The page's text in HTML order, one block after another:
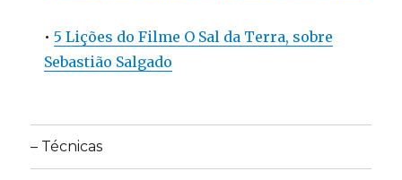
•5 Lições do Filme O Sal da Terra, sobre
Sebastião Salgado
– Técnicas